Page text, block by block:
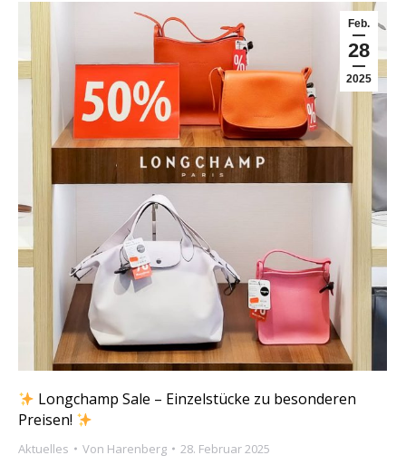
Feb.
28
2025
Longchamp Sale – Einzelstücke zu besonderen
Preisen!
Aktuelles Von Harenberg
28. Februar 2025